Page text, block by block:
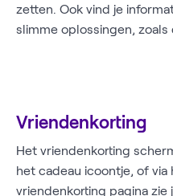
zetten. Ook vind je
slimme oplossingen, zoals
Vriendenkorting
Het vriendenkorting
het cadeau icoontje, of
vriendenkorting pagina